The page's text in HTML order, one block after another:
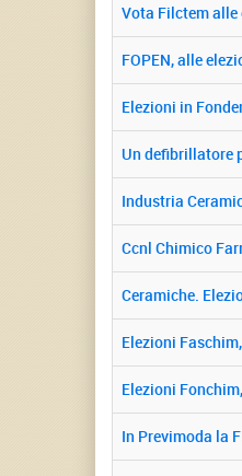
Vota Filctem alle
FOPEN, alle
Elezioni in
Un defibrillatore
Industria
Ccnl Chimico
Ceramiche.
Elezioni
Elezioni
In Previmoda la